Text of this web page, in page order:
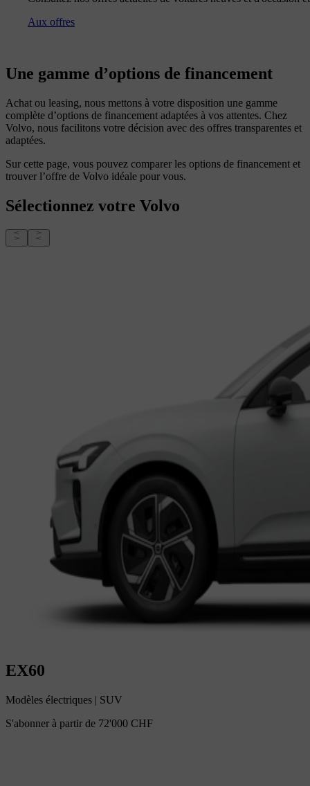
Aux offres
Une gamme d’options de financement
Achat ou leasing, nous mettons à votre disposition une gamme
complète d’options de financement adaptées à vos attentes. Chez
Volvo, nous facilitons votre décision avec des offres transparentes et
adaptées.
Sur cette page, vous pouvez comparer les options de financement et
trouver l’offre de Volvo idéale pour vous.
Sélectionnez votre Volvo
EX60
Modèles électriques | SUV
S'abonner à partir de 72'000 CHF